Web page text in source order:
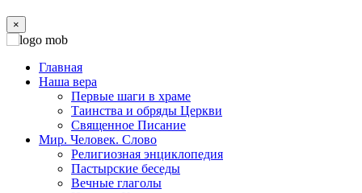
×
Главная
Наша вера
Первые шаги в храме
Таинства и обряды Церкви
Священное Писание
Мир. Человек. Слово
Религиозная энциклопедия
Пастырские беседы
Вечные глаголы